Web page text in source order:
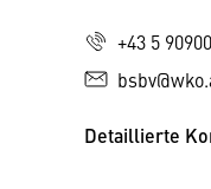
+43 5
Detaillierte